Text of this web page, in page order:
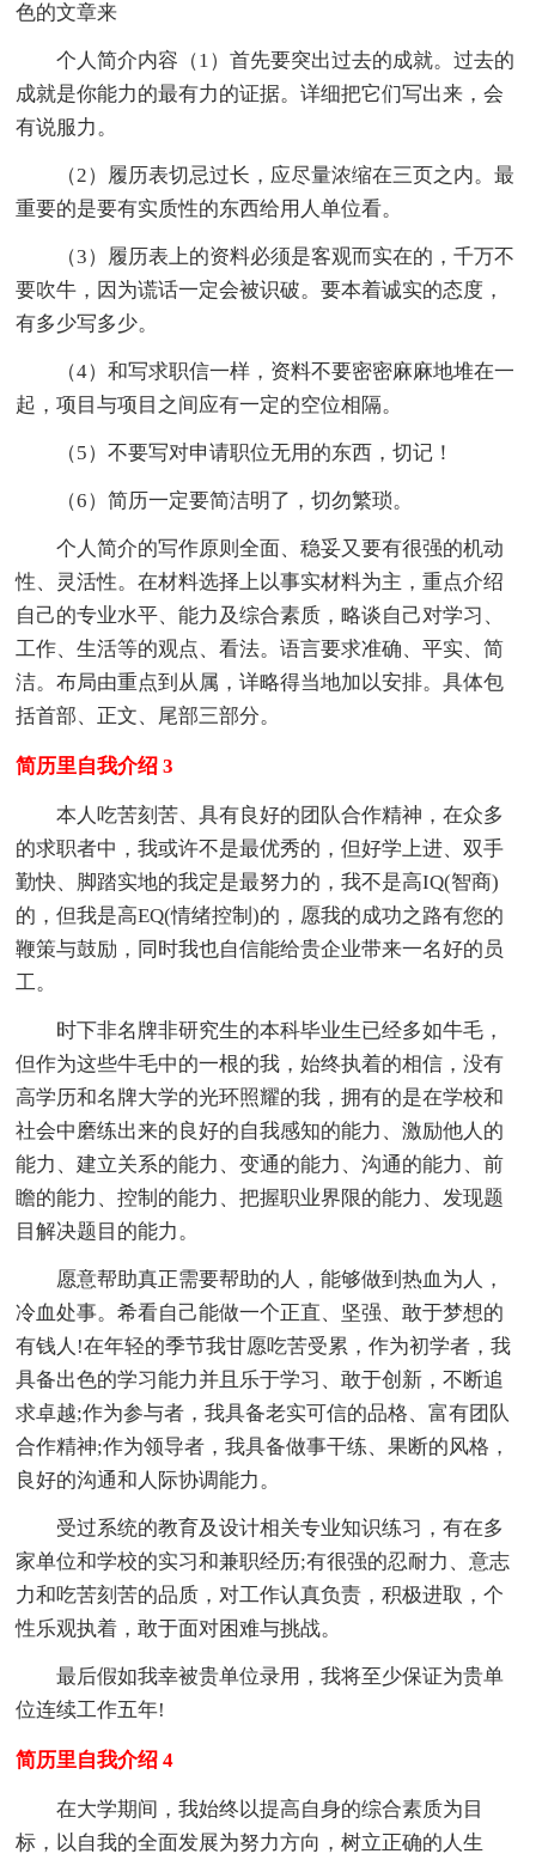
色的文章来
个人简介内容（1）首先要突出过去的成就。过去的
成就是你能力的最有力的证据。详细把它们写出来，会
有说服力。
（2）履历表切忌过长，应尽量浓缩在三页之内。最
重要的是要有实质性的东西给用人单位看。
（3）履历表上的资料必须是客观而实在的，千万不
要吹牛，因为谎话一定会被识破。要本着诚实的态度，
有多少写多少。
（4）和写求职信一样，资料不要密密麻麻地堆在一
起，项目与项目之间应有一定的空位相隔。
（5）不要写对申请职位无用的东西，切记！
（6）简历一定要简洁明了，切勿繁琐。
个人简介的写作原则全面、稳妥又要有很强的机动
性、灵活性。在材料选择上以事实材料为主，重点介绍
自己的专业水平、能力及综合素质，略谈自己对学习、
工作、生活等的观点、看法。语言要求准确、平实、简
洁。布局由重点到从属，详略得当地加以安排。具体包
括首部、正文、尾部三部分。
简历里自我介绍 3
本人吃苦刻苦、具有良好的团队合作精神，在众多
的求职者中，我或许不是最优秀的，但好学上进、双手
勤快、脚踏实地的我定是最努力的，我不是高IQ(智商)
的，但我是高EQ(情绪控制)的，愿我的成功之路有您的
鞭策与鼓励，同时我也自信能给贵企业带来一名好的员
工。
时下非名牌非研究生的本科毕业生已经多如牛毛，
但作为这些牛毛中的一根的我，始终执着的相信，没有
高学历和名牌大学的光环照耀的我，拥有的是在学校和
社会中磨练出来的良好的自我感知的能力、激励他人的
能力、建立关系的能力、变通的能力、沟通的能力、前
瞻的能力、控制的能力、把握职业界限的能力、发现题
目解决题目的能力。
愿意帮助真正需要帮助的人，能够做到热血为人，
冷血处事。希看自己能做一个正直、坚强、敢于梦想的
有钱人!在年轻的季节我甘愿吃苦受累，作为初学者，我
具备出色的学习能力并且乐于学习、敢于创新，不断追
求卓越;作为参与者，我具备老实可信的品格、富有团队
合作精神;作为领导者，我具备做事干练、果断的风格，
良好的沟通和人际协调能力。
受过系统的教育及设计相关专业知识练习，有在多
家单位和学校的实习和兼职经历;有很强的忍耐力、意志
力和吃苦刻苦的品质，对工作认真负责，积极进取，个
性乐观执着，敢于面对困难与挑战。
最后假如我幸被贵单位录用，我将至少保证为贵单
位连续工作五年!
简历里自我介绍 4
在大学期间，我始终以提高自身的综合素质为目
标，以自我的全面发展为努力方向，树立正确的人生